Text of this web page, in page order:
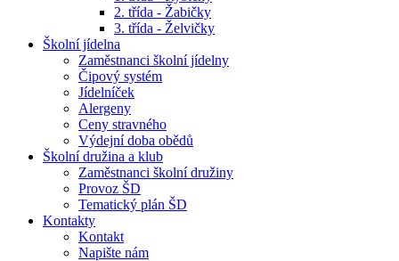
2. třída - Žabičky
3. třída - Želvičky
Školní jídelna
Zaměstnanci školní jídelny
Čipový systém
Jídelníček
Alergeny
Ceny stravného
Výdejní doba obědů
Školní družina a klub
Zaměstnanci školní družiny
Provoz ŠD
Tematický plán ŠD
Kontakty
Kontakt
Napište nám